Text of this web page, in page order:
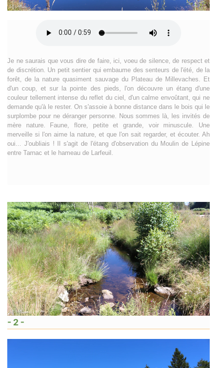
Je ne saurais que vous dire de faire, ici, voeu de silence, de respect et
de discrétion. Un petit sentier qui embaume des senteurs de l'été, de la
forêt, de la nature quasiment sauvage du Plateau de Millevaches. Et
d'un coup, et sur la pointe des pieds, l'on découvre un étang d'une
couleur tellement intense du reflet du ciel, d'un calme envoûtant, qui ne
demande qu'à le rester. On s'assoie à bonne distance dans le bois qui le
surplombe pour ne déranger personne. Nous sommes là, les invités de
mère nature. Faune, flore, petite et grande, voir minuscule. Une
merveille si l'on aime la nature, et que l'on sait regarder, et écouter. Ah
oui... J'oubliais ! Il s'agit de l'étang d'observation du Moulin de Lépine
entre Tarnac et le hameau de Larfeuil.
- 2 -